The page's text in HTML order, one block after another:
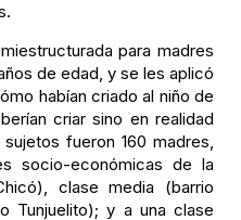
para madres
de edad, y se les aplicó
habían criado al niño de
criar sino en realidad
fueron 160 madres,
socio-económicas de la
clase media (barrio
Tunjuelito); y a una clase